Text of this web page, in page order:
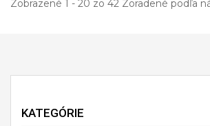
Zobrazené 1 - 20 zo 42 Zoradené podľa
KATEGÓRIE